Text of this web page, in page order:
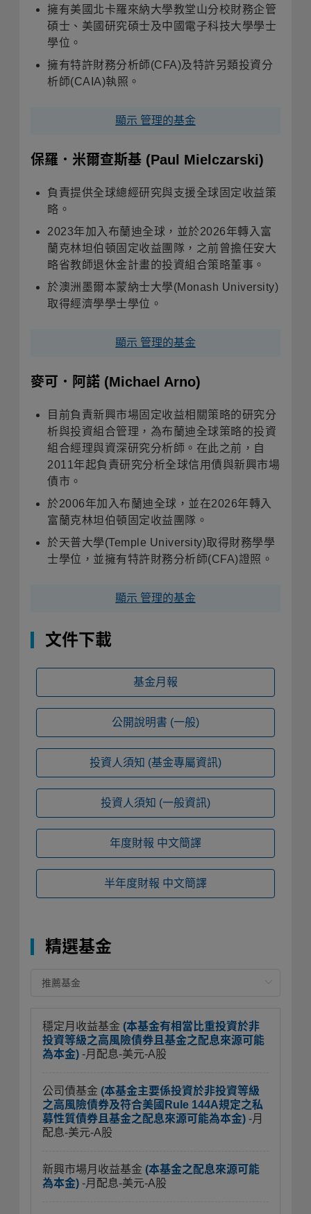
擁有美國北卡羅來納大學教堂山分校財務企管
碩士、美國研究碩士及中國電子科技大學學士
學位。
擁有特許財務分析師(CFA)及特許另類投資分
析師(CAIA)執照。
顯示 管理的基金
保羅．米爾查斯基 (Paul Mielczarski)
負責提供全球總經研究與支援全球固定收益策
略。
2023年加入布蘭迪全球，並於2026年轉入富
蘭克林坦伯頓固定收益團隊，之前曾擔任安大
略省教師退休金計畫的投資組合策略董事。
於澳洲墨爾本蒙納士大學(Monash University)
取得經濟學學士學位。
顯示 管理的基金
麥可．阿諾 (Michael Arno)
目前負責新興市場固定收益相關策略的研究分
析與投資組合管理，為布蘭迪全球策略的投資
組合經理與資深研究分析師。在此之前，自
2011年起負責研究分析全球信用債與新興市場
債市。
於2006年加入布蘭迪全球，並在2026年轉入
富蘭克林坦伯頓固定收益團隊。
於天普大學(Temple University)取得財務學學
士學位，並擁有特許財務分析師(CFA)證照。
顯示 管理的基金
文件下載
基金月報
公開說明書 (一般)
投資人須知 (基金專屬資訊)
投資人須知 (一般資訊)
年度財報 中文簡譯
半年度財報 中文簡譯
精選基金
穩定月收益基金 (本基金有相當比重投資於非
投資等級之高風險債券且基金之配息來源可能
為本金) -月配息-美元-A股
公司債基金 (本基金主要係投資於非投資等級
之高風險債券及符合美國Rule 144A規定之私
募性質債券且基金之配息來源可能為本金) -月
配息-美元-A股
新興市場月收益基金 (本基金之配息來源可能
為本金) -月配息-美元-A股